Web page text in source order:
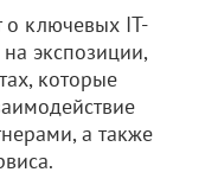
о ключевых IT-
экспозиции,
которые
а также